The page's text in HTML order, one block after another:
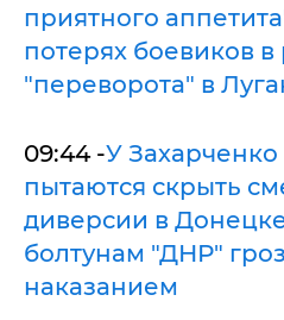
приятного
потерях боевиков в
"переворота" в
09:44 -У
пытаются скрыть
диверсии в
болтунам "ДНР"
наказанием